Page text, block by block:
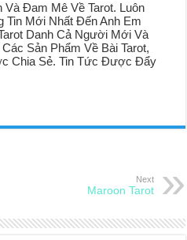
Đam Mê Về Tarot. Luôn
Tin Mới Nhất Đến Anh Em
Danh Cả Người Mới Và
Sản Phẩm Về Bài Tarot,
Chia Sẻ. Tin Tức Được Đẩy
Next
Maroon Tarot